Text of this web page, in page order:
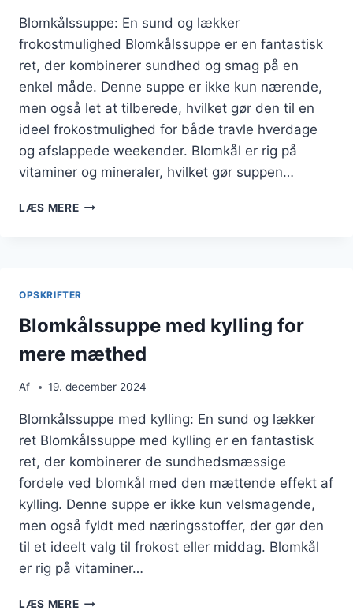
Blomkålssuppe: En sund og lækker
frokostmulighed Blomkålssuppe er en fantastisk
ret, der kombinerer sundhed og smag på en
enkel måde. Denne suppe er ikke kun nærende,
men også let at tilberede, hvilket gør den til en
ideel frokostmulighed for både travle hverdage
og afslappede weekender. Blomkål er rig på
vitaminer og mineraler, hvilket gør suppen…
LÆS MEREBLOMKÅLSSUPPE
OPSKRIFTER
Blomkålssuppe med kylling for
mere mæthed
Af 19. december 2024
Blomkålssuppe med kylling: En sund og lækker
ret Blomkålssuppe med kylling er en fantastisk
ret, der kombinerer de sundhedsmæssige
fordele ved blomkål med den mættende effekt af
kylling. Denne suppe er ikke kun velsmagende,
men også fyldt med næringsstoffer, der gør den
til et ideelt valg til frokost eller middag. Blomkål
er rig på vitaminer…
LÆS MEREBLOMKÅLSSUPPE